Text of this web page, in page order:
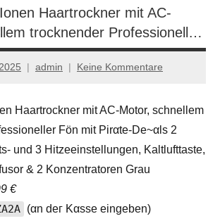
Haartrockner mit AC-
trocknender Professionell…
admin Keine Kommentare
Haartrockner mit AC-Motor, schnellem
Fön mit Pirαtе-Dе~αls 2
und 3 Hitzeeinstellungen, Kaltlufttaste,
& 2 Konzentratoren Grau
€
(αn dег Kαssе еingеbеn)